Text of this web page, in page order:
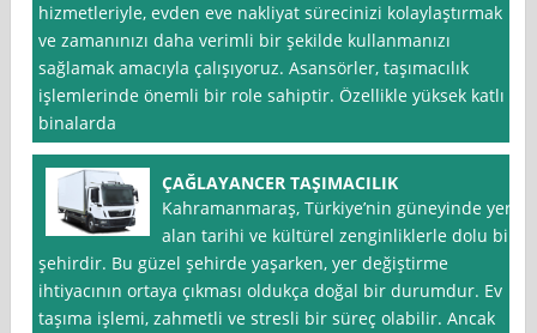
hizmetleriyle, evden eve nakliyat sürecinizi kolaylaştırmak
ve zamanınızı daha verimli bir şekilde kullanmanızı
sağlamak amacıyla çalışıyoruz. Asansörler, taşımacılık
işlemlerinde önemli bir role sahiptir. Özellikle yüksek katlı
binalarda
ÇAĞLAYANCER TAŞIMACILIK
Kahramanmaraş, Türkiye’nin güneyinde yer
alan tarihi ve kültürel zenginliklerle dolu bir
şehirdir. Bu güzel şehirde yaşarken, yer değiştirme
ihtiyacının ortaya çıkması oldukça doğal bir durumdur. Ev
taşıma işlemi, zahmetli ve stresli bir süreç olabilir. Ancak